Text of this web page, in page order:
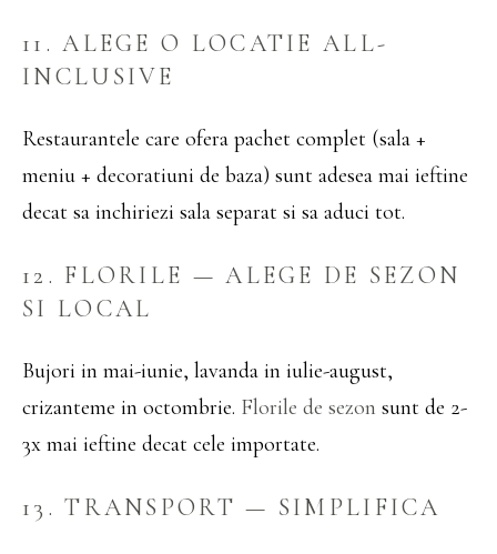
11. ALEGE O LOCATIE ALL-
INCLUSIVE
Restaurantele care ofera pachet complet (sala +
meniu + decoratiuni de baza) sunt adesea mai ieftine
decat sa inchiriezi sala separat si sa aduci tot.
12. FLORILE — ALEGE DE SEZON
SI LOCAL
Bujori in mai-iunie, lavanda in iulie-august,
crizanteme in octombrie. Florile de sezon sunt de 2-
3x mai ieftine decat cele importate.
13. TRANSPORT — SIMPLIFICA